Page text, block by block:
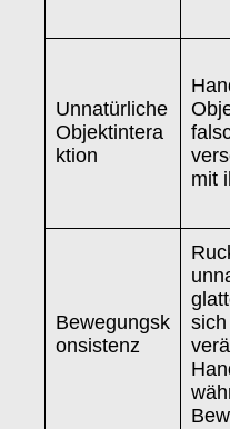
Unnatürliche
Objektintera
ktion
mit
Bewegungsk
onsistenz
sich